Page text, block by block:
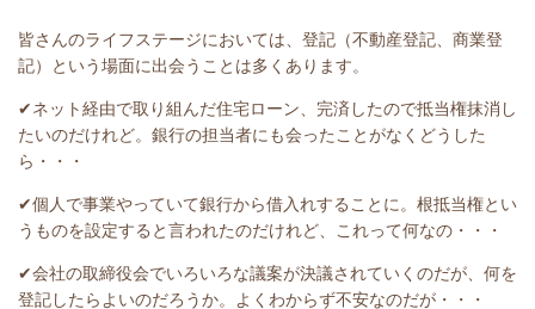
皆さんのライフステージにおいては、登記（不動産登記、商業登
記）という場面に出会うことは多くあります。
✔ネット経由で取り組んだ住宅ローン、完済したので抵当権抹消し
たいのだけれど。銀行の担当者にも会ったことがなくどうした
ら・・・
✔個人で事業やっていて銀行から借入れすることに。根抵当権とい
うものを設定すると言われたのだけれど、これって何なの・・・
✔会社の取締役会でいろいろな議案が決議されていくのだが、何を
登記したらよいのだろうか。よくわからず不安なのだが・・・